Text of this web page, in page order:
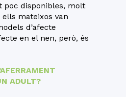
poc disponibles, molt
mateixos van
d’afecte
en el nen, però, és
ADULT?